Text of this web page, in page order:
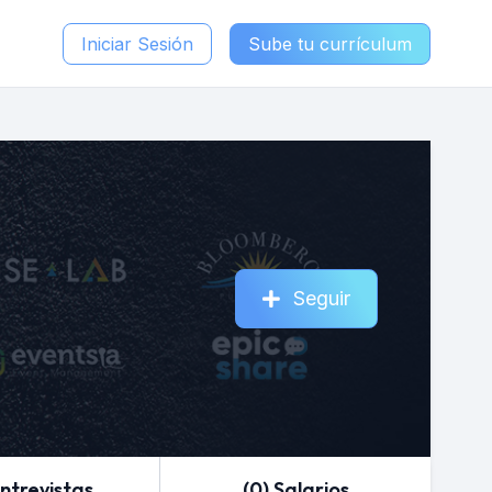
Iniciar Sesión Sube tu currículum
Seguir